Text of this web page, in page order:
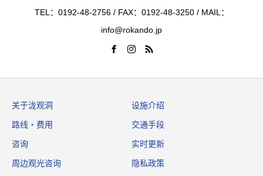
TEL：0192-48-2756 / FAX：0192-48-3250 / MAIL：
info@rokando.jp
关于泷观洞 设施介绍
路线・费用 交通手段
咨询 实时更新
周边观光咨询 隐私政策